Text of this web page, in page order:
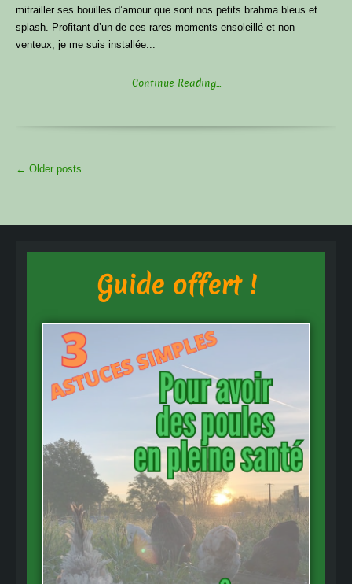
mitrailler ses bouilles d’amour que sont nos petits brahma bleus et
splash. Profitant d’un de ces rares moments ensoleillé et non
venteux, je me suis installée...
Continue Reading...
More
← Older posts
Guide offert !